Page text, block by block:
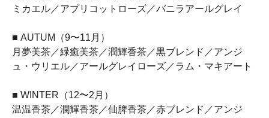
ミカエル／アプリコットローズ／バニラアールグレイ
■ AUTUM（9〜11月）
月夢美茶／緑癒美茶／潤輝香茶／黒ブレンド／アンジ
ュ・ウリエル／アールグレイローズ／ラム・マキアート
■ WINTER（12〜2月）
温温香茶／潤輝香茶／仙脾香茶／赤ブレンド／アンジ